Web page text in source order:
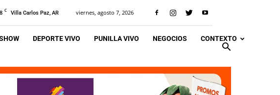
8 C Villa Carlos Paz, AR viernes, agosto 7, 2026
DEPORTE VIVO PUNILLA VIVO NEGOCIOS CONTEXTO